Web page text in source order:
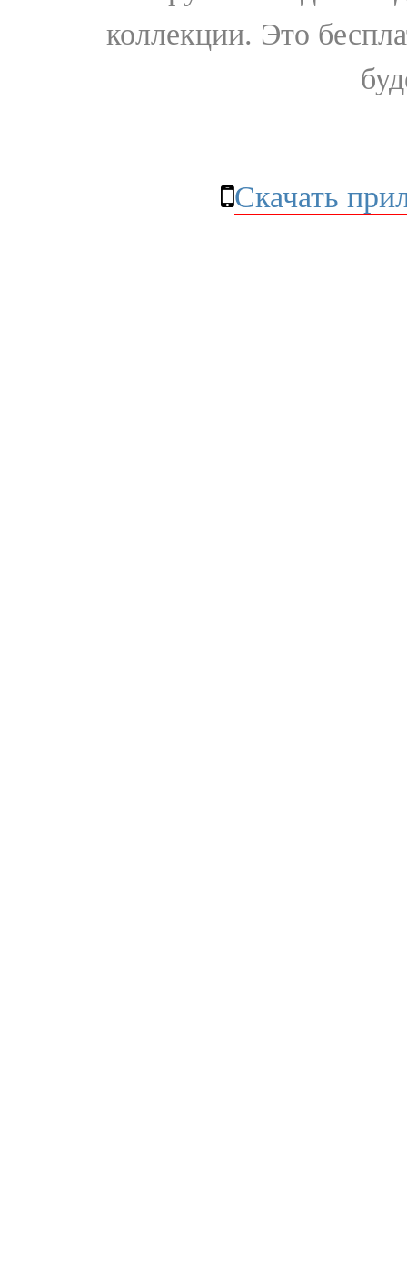
коллекции. Это
Скачать